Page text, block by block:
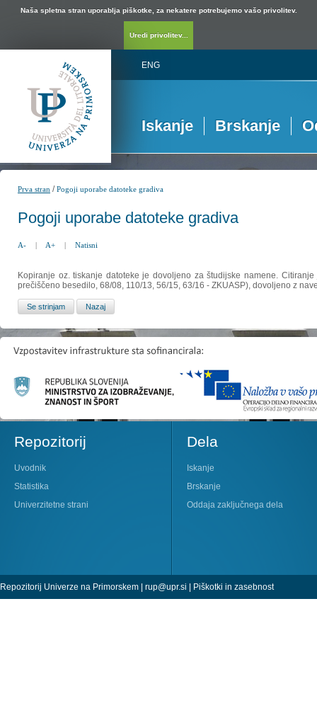
Naša spletna stran uporablja piškotke, za nekatere potrebujemo vašo privolitev.
Uredi privolitev...
ENG
Iskanje Brskanje
Prva stran /Pogoji uporabe datoteke gradiva
Pogoji uporabe datoteke gradiva
A- | A+ | Natisni
Kopiranje oz. tiskanje datoteke je dovoljeno za študijske namene.
prečiščeno besedilo, 68/08, 110/13, 56/15, 63/16 - ZKUASP), dovoljeno z
Repozitorij
Uvodnik
Statistika
Univerzitetne strani
Dela
Iskanje
Brskanje
Oddaja zaključnega dela
Repozitorij Univerze na Primorskem | rup@upr.si | Piškotki in zasebnost